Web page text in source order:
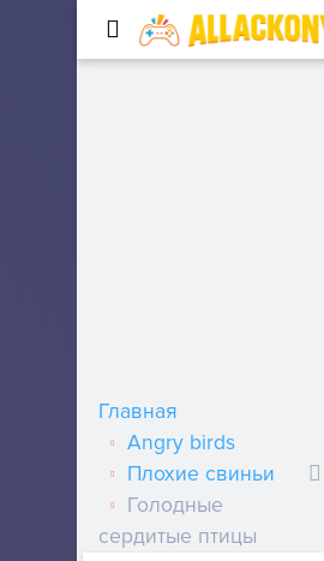
Главная
Angry birds
Плохие свиньи
Голодные
сердитые птицы